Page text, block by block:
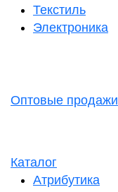
Текстиль
Электроника
Оптовые продажи
Каталог
Атрибутика